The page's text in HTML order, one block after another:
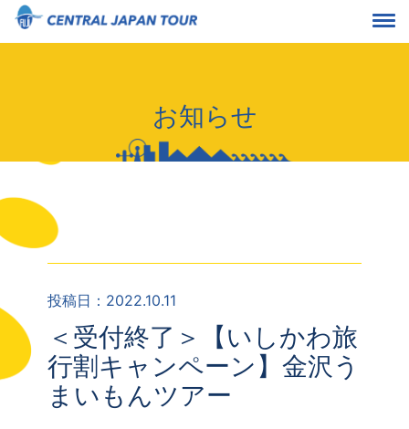
お知らせ
投稿日：2022.10.11
＜受付終了＞【いしかわ旅
行割キャンペーン】金沢う
まいもんツアー